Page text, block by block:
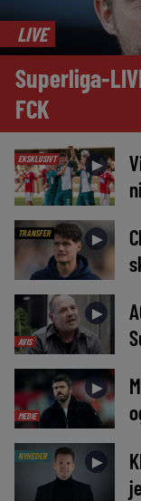
LIVE
Superliga-
FCK
EKSKLUSIVT ►
TRANSFER ►
AVIS
►
MEDIE
►
NYHEDER ►